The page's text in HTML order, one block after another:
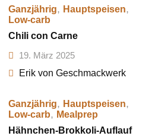
Ganzjährig, Hauptspeisen,
Low-carb
Chili con Carne
19. März 2025
Erik von Geschmackwerk
Ganzjährig, Hauptspeisen,
Low-carb, Mealprep
Hähnchen-Brokkoli-Auflauf